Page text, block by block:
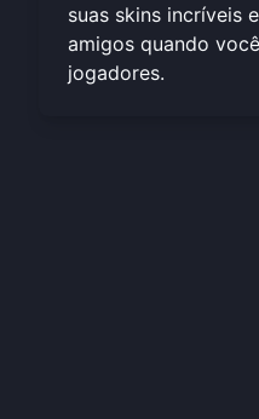
suas skins incríveis
amigos quando você
jogadores.